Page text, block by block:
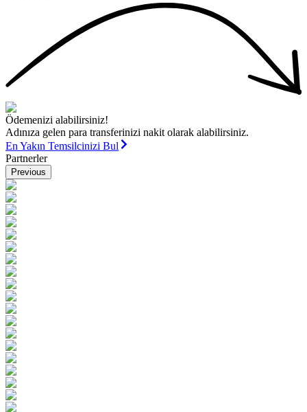
Ödemenizi alabilirsiniz!
Adınıza gelen para transferinizi nakit olarak alabilirsiniz.
En Yakın Temsilcinizi Bul
Partnerler
Previous